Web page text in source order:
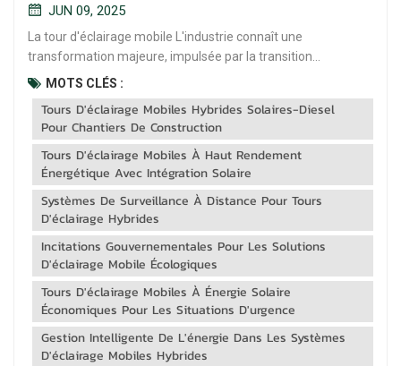
JUN 09, 2025
La tour d'éclairage mobile L'industrie connaît une
transformation majeure, impulsée par la transition
énergétique mondiale. L'une des avancées les plus
prometteuses réside dans l'intégration de l'énergie solaire
aux générateurs diesel traditionnels. Les systèmes hybrides
permettent non seulement de...
MOTS CLÉS :
Tours D'éclairage Mobiles Hybrides Solaires-Diesel
Pour Chantiers De Construction
Tours D'éclairage Mobiles À Haut Rendement
Énergétique Avec Intégration Solaire
Systèmes De Surveillance À Distance Pour Tours
D'éclairage Hybrides
Incitations Gouvernementales Pour Les Solutions
D'éclairage Mobile Écologiques
Tours D'éclairage Mobiles À Énergie Solaire
Économiques Pour Les Situations D'urgence
Gestion Intelligente De L'énergie Dans Les Systèmes
D'éclairage Mobiles Hybrides